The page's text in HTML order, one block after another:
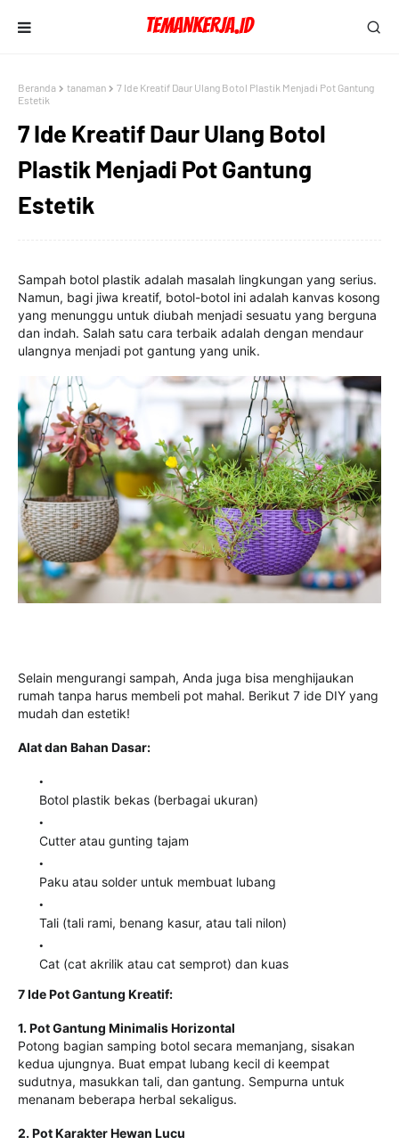
Beranda tanaman
7 Ide Kreatif Daur Ulang Botol Plastik Menjadi Pot Gantung
Estetik
7 Ide Kreatif Daur Ulang Botol
Plastik Menjadi Pot Gantung
Estetik
Sampah botol plastik adalah masalah lingkungan yang serius.
Namun, bagi jiwa kreatif, botol-botol ini adalah kanvas kosong
yang menunggu untuk diubah menjadi sesuatu yang berguna
dan indah. Salah satu cara terbaik adalah dengan mendaur
ulangnya menjadi pot gantung yang unik.
Selain mengurangi sampah, Anda juga bisa menghijaukan
rumah tanpa harus membeli pot mahal. Berikut 7 ide DIY yang
mudah dan estetik!
Alat dan Bahan Dasar:
Botol plastik bekas (berbagai ukuran)
Cutter atau gunting tajam
Paku atau solder untuk membuat lubang
Tali (tali rami, benang kasur, atau tali nilon)
Cat (cat akrilik atau cat semprot) dan kuas
7 Ide Pot Gantung Kreatif:
1. Pot Gantung Minimalis Horizontal
Potong bagian samping botol secara memanjang, sisakan
kedua ujungnya. Buat empat lubang kecil di keempat
sudutnya, masukkan tali, dan gantung. Sempurna untuk
menanam beberapa herbal sekaligus.
2. Pot Karakter Hewan Lucu